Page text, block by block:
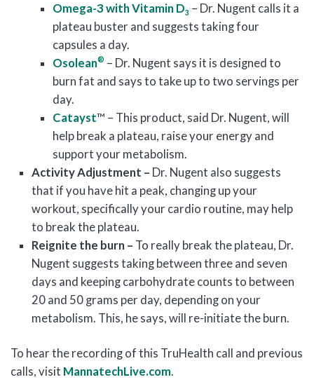
Omega-3 with Vitamin D3 – Dr. Nugent calls it a
plateau buster and suggests taking four
capsules a day.
Osolean® – Dr. Nugent says it is designed to
burn fat and says to take up to two servings per
day.
Catayst™ – This product, said Dr. Nugent, will
help break a plateau, raise your energy and
support your metabolism.
Activity Adjustment – Dr. Nugent also suggests
that if you have hit a peak, changing up your
workout, specifically your cardio routine, may help
to break the plateau.
Reignite the burn – To really break the plateau, Dr.
Nugent suggests taking between three and seven
days and keeping carbohydrate counts to between
20 and 50 grams per day, depending on your
metabolism. This, he says, will re-initiate the burn.
To hear the recording of this TruHealth call and previous
calls, visit MannatechLive.com.